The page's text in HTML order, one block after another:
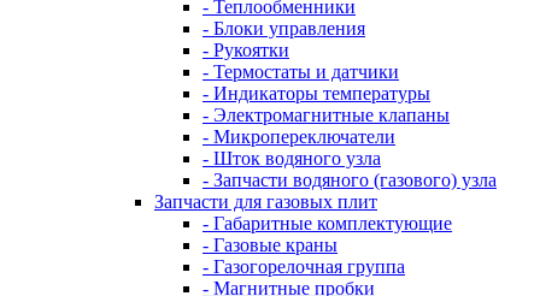
- Теплообменники
- Блоки управления
- Рукоятки
- Термостаты и датчики
- Индикаторы температуры
- Электромагнитные клапаны
- Микропереключатели
- Шток водяного узла
- Запчасти водяного (газового) узла
Запчасти для газовых плит
- Габаритные комплектующие
- Газовые краны
- Газогорелочная группа
- Магнитные пробки